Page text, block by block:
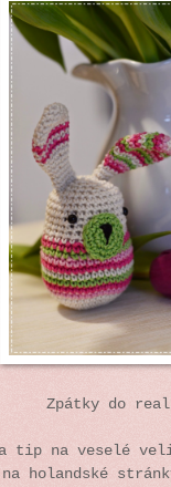
Zpátky do
tip na veselé
na holandské